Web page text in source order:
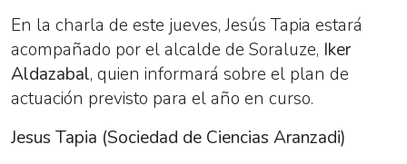
En la charla de este jueves, Jesús Tapia estará
acompañado por el alcalde de Soraluze, Iker
Aldazabal, quien informará sobre el plan de
actuación previsto para el año en curso.
Jesus Tapia (Sociedad de Ciencias Aranzadi)